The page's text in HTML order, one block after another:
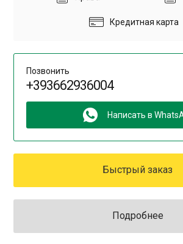
Кредитная карта
Позвонить
+393662936004
Написать в
Быстрый заказ
Подробнее